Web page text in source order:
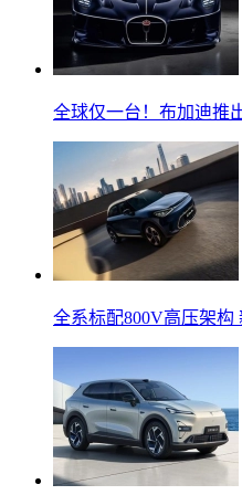
全球仅一台！布加迪推
全系标配800V高压架构